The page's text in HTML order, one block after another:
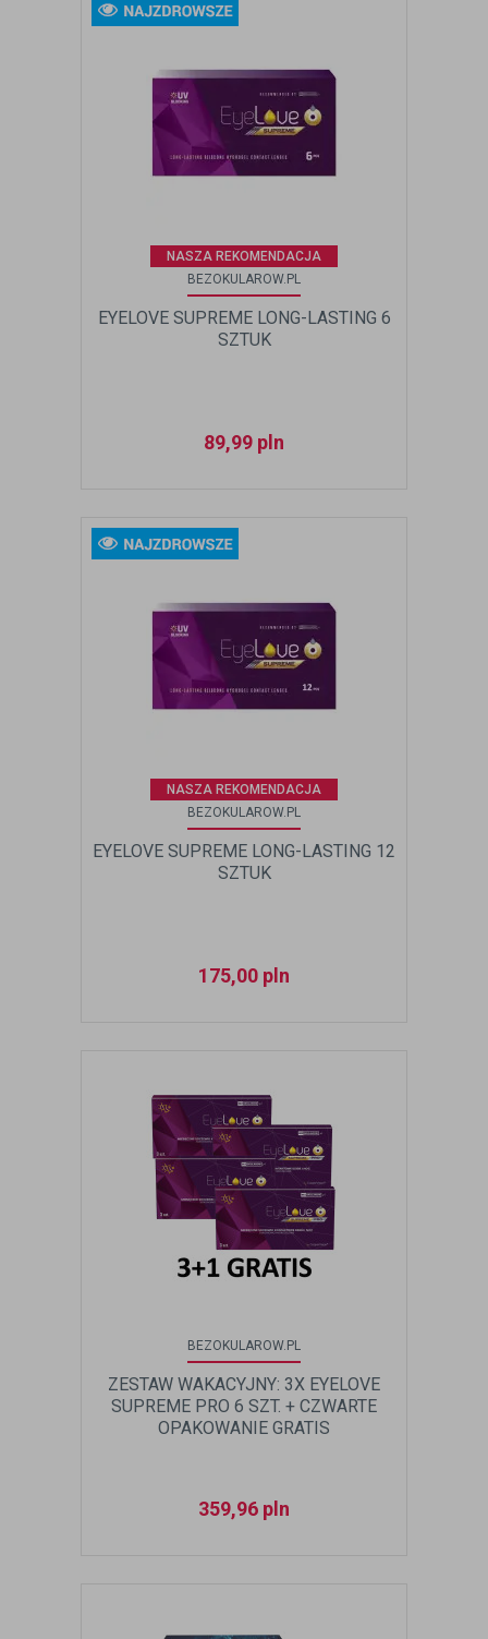
NASZA REKOMENDACJA
BEZOKULAROW.PL
EYELOVE SUPREME LONG-LASTING 6
SZTUK
89,99 pln
NASZA REKOMENDACJA
BEZOKULAROW.PL
EYELOVE SUPREME LONG-LASTING 12
SZTUK
175,00 pln
BEZOKULAROW.PL
ZESTAW WAKACYJNY: 3X EYELOVE
SUPREME PRO 6 SZT. + CZWARTE
OPAKOWANIE GRATIS
359,96 pln